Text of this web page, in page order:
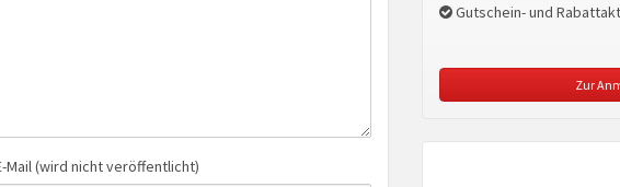
Mail (wird nicht veröffentlicht)
Gutschein- und
Zur